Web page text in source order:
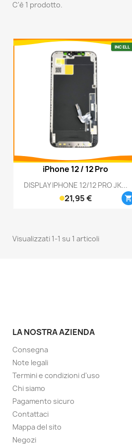
C'è 1 prodotto.
Anteprima
INCELL
iPhone 12 / 12 Pro
DISPLAY IPHONE 12/12 PRO JK...
21,95 € 
Visualizzati 1-1 su 1 articoli
LA NOSTRA AZIENDA
Consegna
Note legali
Termini e condizioni d'uso
Chi siamo
Pagamento sicuro
Contattaci
Mappa del sito
Negozi